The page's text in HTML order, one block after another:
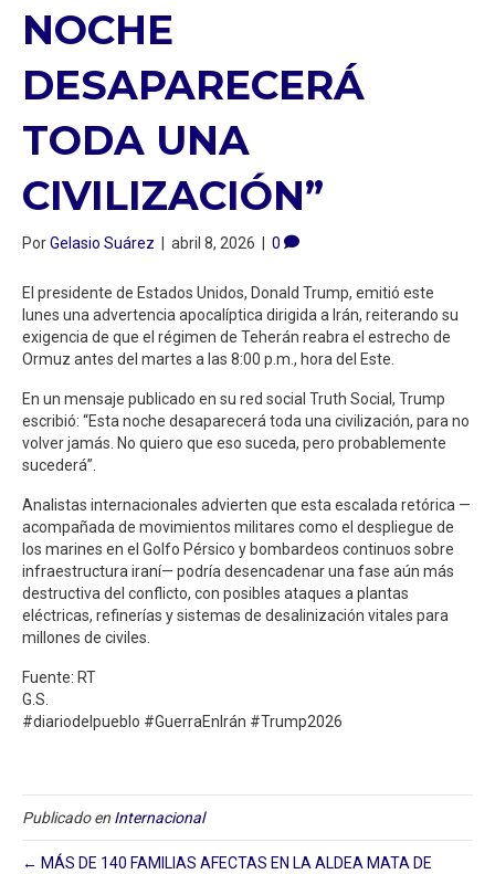
NOCHE
DESAPARECERÁ
TODA UNA
CIVILIZACIÓN”
PorGelasio Suárez | abril 8, 2026 | 0
El presidente de Estados Unidos, Donald Trump, emitió este
lunes una advertencia apocalíptica dirigida a Irán, reiterando su
exigencia de que el régimen de Teherán reabra el estrecho de
Ormuz antes del martes a las 8:00 p.m., hora del Este.
En un mensaje publicado en su red social Truth Social, Trump
escribió: “Esta noche desaparecerá toda una civilización, para no
volver jamás. No quiero que eso suceda, pero probablemente
sucederá”.
Analistas internacionales advierten que esta escalada retórica —
acompañada de movimientos militares como el despliegue de
los marines en el Golfo Pérsico y bombardeos continuos sobre
infraestructura iraní— podría desencadenar una fase aún más
destructiva del conflicto, con posibles ataques a plantas
eléctricas, refinerías y sistemas de desalinización vitales para
millones de civiles.
Fuente: RT
G.S.
#diariodelpueblo #GuerraEnIrán #Trump2026
Publicado en Internacional
← MÁS DE 140 FAMILIAS AFECTAS EN LA ALDEA MATA DE